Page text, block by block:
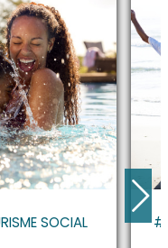
SOCIAL